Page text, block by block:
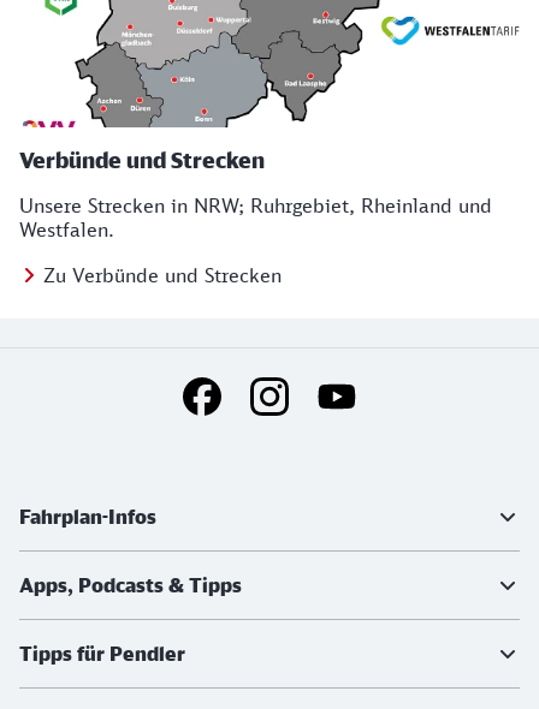
Verbünde und Strecken
Unsere Strecken in NRW; Ruhrgebiet, Rheinland und
Westfalen.
Zu Verbünde und Strecken
Social Media Links
Fahrplan-Infos
Apps, Podcasts & Tipps
Tipps für Pendler